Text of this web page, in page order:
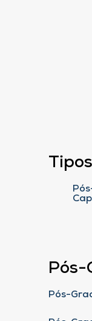
Pós-
Pós-